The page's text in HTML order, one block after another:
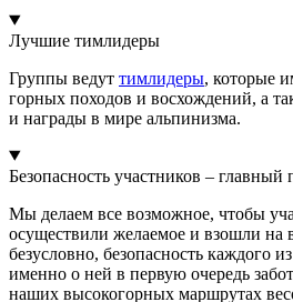
Лучшие тимлидеры
Группы ведут тимлидеры, которые
горных походов и восхождений, а
и награды в мире альпинизма.
Безопасность участников – главный
Мы делаем все возможное, чтобы
осуществили желаемое и взошли на
безусловно, безопасность каждого
именно о ней в первую очередь
наших высокогорных маршрутах